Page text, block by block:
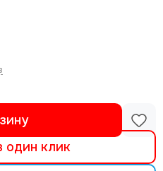
один клик